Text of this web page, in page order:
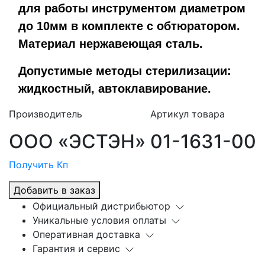
для работы инструментом диаметром
до 10мм в комплекте с обтюратором.
Материал нержавеющая сталь.
Допустимые методы стерилизации:
жидкостный, автоклавирование.
Производитель
ООО «ЭСТЭН»
Артикул товара
01-1631-00
Получить Кп
Добавить в заказ
Официальный дистрибьютор
Уникальные условия оплаты
Оперативная доставка
Гарантия и сервис